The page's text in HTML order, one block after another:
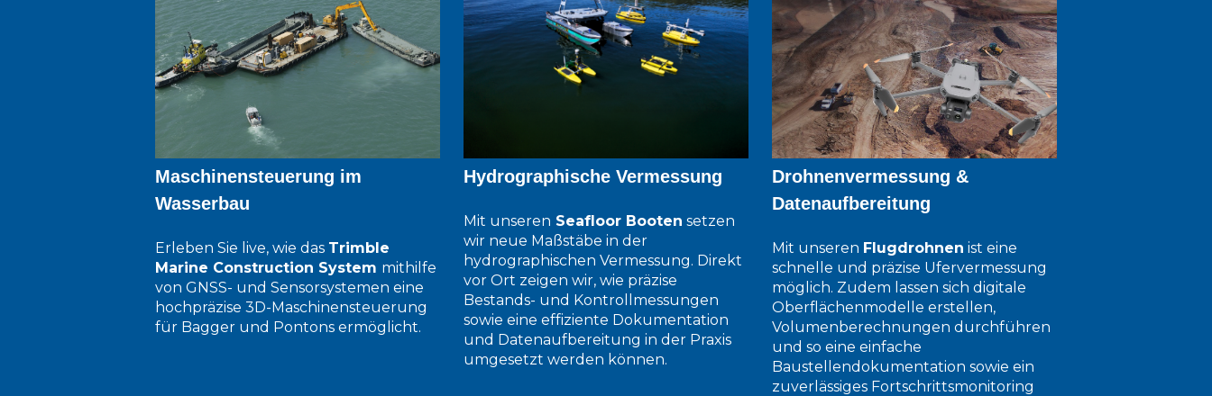
Maschinensteuerung im
Wasserbau
Erleben Sie live, wie das Trimble
Marine Construction System mithilfe
von GNSS- und Sensorsystemen eine
hochpräzise 3D-Maschinensteuerung
für Bagger und Pontons ermöglicht.
Hydrographische Vermessung
Mit unseren Seafloor Booten setzen
wir neue Maßstäbe in der
hydrographischen Vermessung. Direkt
vor Ort zeigen wir, wie präzise
Bestands- und Kontrollmessungen
sowie eine effiziente Dokumentation
und Datenaufbereitung in der Praxis
umgesetzt werden können.
Drohnenvermessung &
Datenaufbereitung
Mit unseren Flugdrohnen ist eine
schnelle und präzise Ufervermessung
möglich. Zudem lassen sich digitale
Oberflächenmodelle erstellen,
Volumenberechnungen durchführen
und so eine einfache
Baustellendokumentation sowie ein
zuverlässiges Fortschrittsmonitoring